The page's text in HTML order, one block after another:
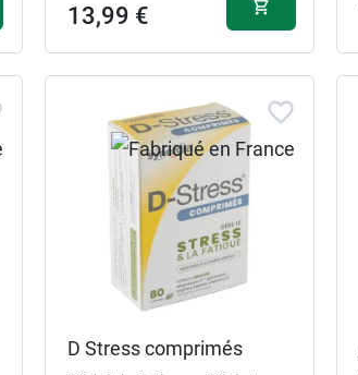
13,99 €
D Stress comprimés